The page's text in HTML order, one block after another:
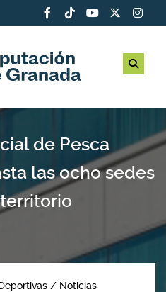
de Pesca
las ocho sedes
Noticias